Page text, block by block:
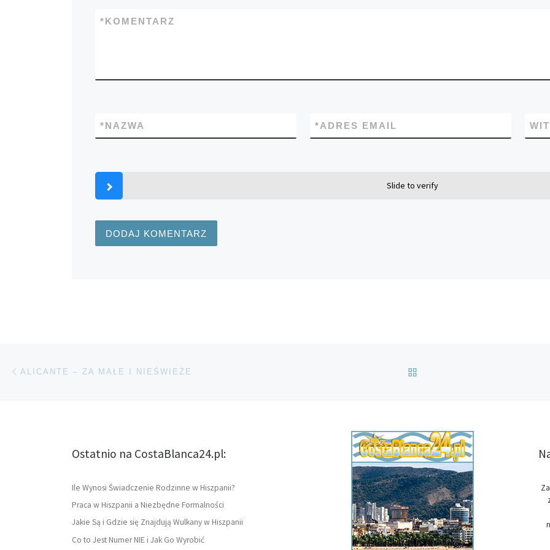
KOMENTARZ
*
NAZWA
* ADRES EMAIL
*
Slide to verify
Nawigacja wpisu
ALICANTE – ZA MAŁE I NIEŚWIEŻE
Ostatnio na CostaBlanca24.pl:
Ile Wynosi Świadczenie Rodzinne w Hiszpanii?
Praca w Hiszpanii a Niezbędne Formalności
Jakie Są i Gdzie się Znajdują Wulkany w Hiszpanii
Co to Jest Numer NIE i Jak Go Wyrobić